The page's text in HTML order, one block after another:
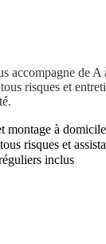
accompagne de
tous risques et
montage à domicile
risques et
inclus